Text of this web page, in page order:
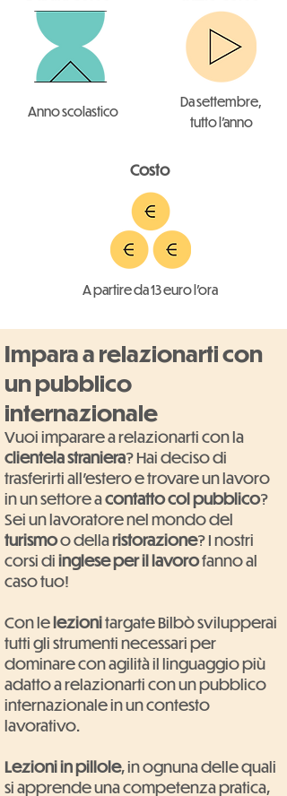
Anno scolastico
Da settembre,
tutto l'anno
Costo
A partire da 13 euro l'ora
Impara a relazionarti con
un pubblico
internazionale
Vuoi imparare a relazionarti con la
clientela straniera? Hai deciso di
trasferirti all'estero e trovare un lavoro
in un settore acontatto col pubblico?
Sei un lavoratore nel mondo del
turismoo dellaristorazione? I nostri
corsi diinglese per il lavorofanno al
caso tuo!
Con lelezionitargate Bilbò svilupperai
tutti gli strumenti necessari per
dominare con agilità il linguaggio più
adatto a relazionarti con un pubblico
internazionale in un contesto
lavorativo.
Lezioni in pillole, in ognuna delle quali
si apprende una competenza pratica,